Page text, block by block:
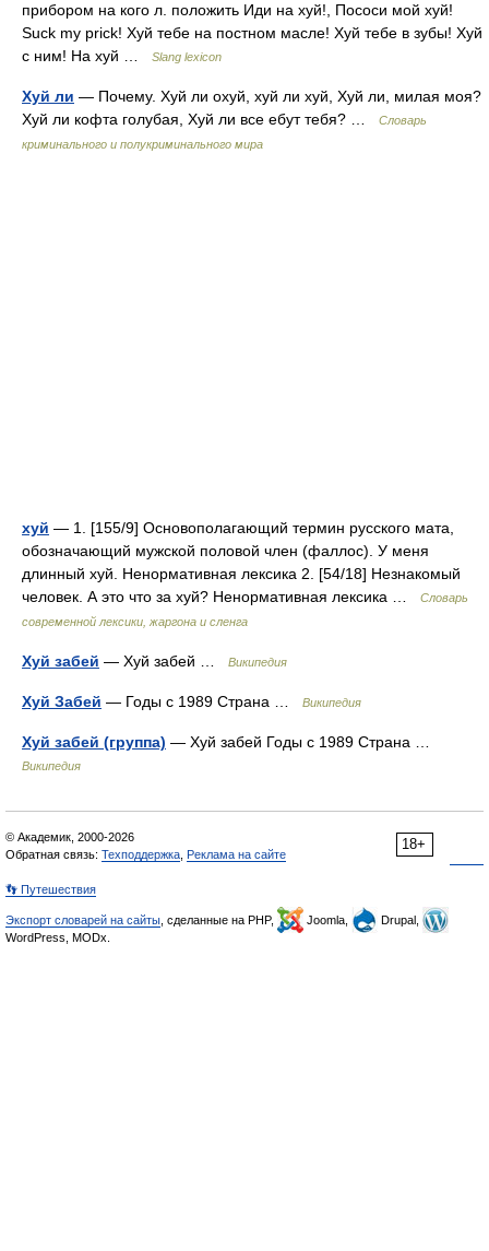
прибором на кого л. положить Иди на хуй!, Пососи мой хуй!
Suck my prick! Хуй тебе на постном масле! Хуй тебе в зубы! Хуй
с ним! На хуй …
Slang lexicon
Хуй ли — Почему. Хуй ли охуй, хуй ли хуй, Хуй ли, милая моя?
Хуй ли кофта голубая, Хуй ли все ебут тебя? …
Словарь
криминального и полукриминального мира
хуй — 1. [155/9] Основополагающий термин русского мата,
обозначающий мужской половой член (фаллос). У меня
длинный хуй. Ненормативная лексика 2. [54/18] Незнакомый
человек. А это что за хуй? Ненормативная лексика …
Cловарь
современной лексики, жаргона и сленга
Хуй забей — Хуй забей … Википедия
Хуй Забей — Годы с 1989 Страна … Википедия
Хуй забей (группа) — Хуй забей Годы с 1989 Страна …
Википедия
18+
© Академик, 2000-2026
Обратная связь: Техподдержка Реклама на сайте
👣 Путешествия
Экспорт словарей на сайты , сделанные на PHP, Joomla,
Drupal,
WordPress, MODx.